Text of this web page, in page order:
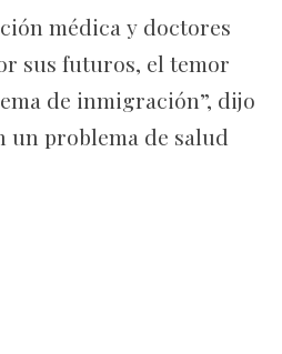
médica y doctores
sus futuros, el temor
de inmigración”, dijo
un problema de salud